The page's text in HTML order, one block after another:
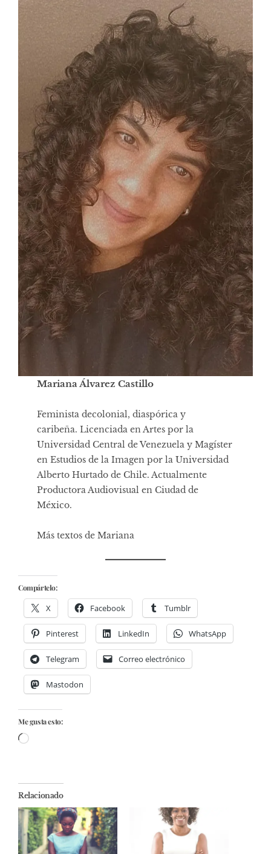
Mariana Álvarez Castillo
Feminista decolonial, diaspórica y
caribeña. Licenciada en Artes por la
Universidad Central de Venezuela y Magíster
en Estudios de la Imagen por la Universidad
Alberto Hurtado de Chile. Actualmente
Productora Audiovisual en Ciudad de
México.
Más textos de Mariana
Compártelo:
X Facebook Tumblr
Pinterest LinkedIn WhatsApp
Telegram Correo electrónico
Mastodon
Me gusta esto:
Cargando...
Relacionado